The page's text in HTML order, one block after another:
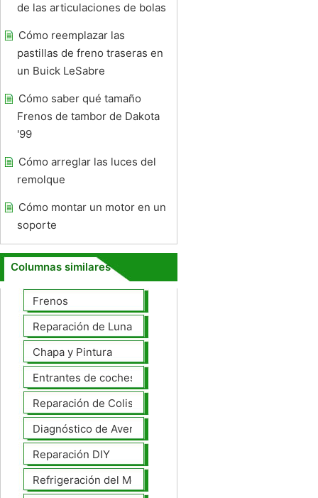
de las articulaciones de bolas
Cómo reemplazar las
pastillas de freno traseras en
un Buick LeSabre
Cómo saber qué tamaño
Frenos de tambor de Dakota
'99
Cómo arreglar las luces del
remolque
Cómo montar un motor en un
soporte
Columnas similares
Frenos
Reparación de Lunas
Chapa y Pintura
Entrantes de coches
Reparación de Colisiones
Diagnóstico de Averías
Reparación DIY
Refrigeración del Motor